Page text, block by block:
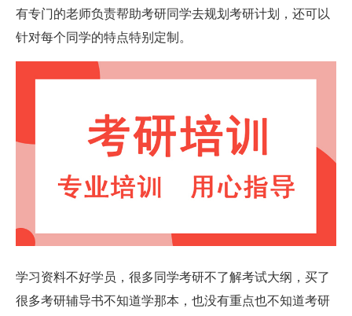
有专门的老师负责帮助考研同学去规划考研计划，还可以
针对每个同学的特点特别定制。
学习资料不好学员，很多同学考研不了解考试大纲，买了
很多考研辅导书不知道学那本，也没有重点也不知道考研